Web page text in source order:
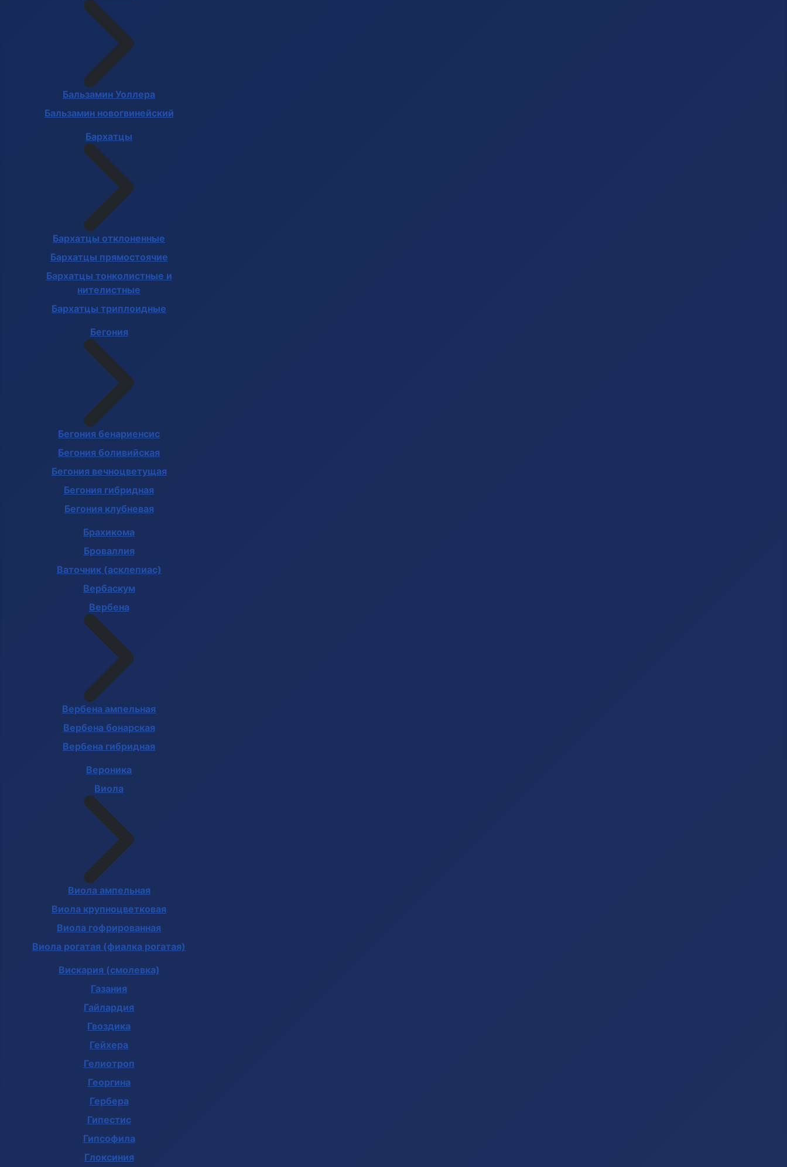
Бальзамин Уоллера
Бальзамин новогвинейский
Бархатцы
Бархатцы отклоненные
Бархатцы прямостоячие
Бархатцы тонколистные и
нителистные
Бархатцы триплоидные
Бегония
Бегония бенариенсис
Бегония боливийская
Бегония вечноцветущая
Бегония гибридная
Бегония клубневая
Брахикома
Броваллия
Ваточник (асклепиас)
Вербаскум
Вербена
Вербена ампельная
Вербена бонарская
Вербена гибридная
Вероника
Виола
Виола ампельная
Виола крупноцветковая
Виола гофрированная
Виола рогатая (фиалка рогатая)
Вискария (смолевка)
Газания
Гайлардия
Гвоздика
Гейхера
Гелиотроп
Георгина
Гербера
Гипестис
Гипсофила
Глоксиния